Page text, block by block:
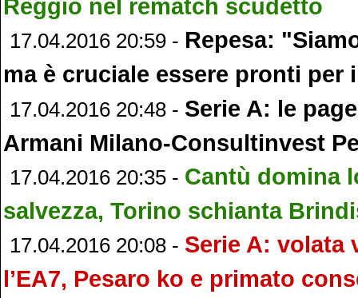
Reggio nel rematch scudetto
17.04.2016 20:59 - Repesa:
ma è cruciale essere pronti per
17.04.2016 20:48 - Serie A: le
Armani Milano-Consultinvest
17.04.2016 20:35 - Cantù domina
salvezza, Torino schianta
17.04.2016 20:08 - Serie A: volata
l’EA7, Pesaro ko e primato